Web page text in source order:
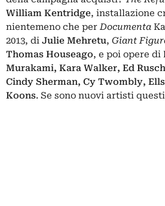
William Kentridge, installazione
nientemeno che perDocumenta
2013, di Julie Mehretu, Giant
Thomas Houseago, e poi opere di
Murakami, Kara Walker, Ed
Cindy Sherman, Cy Twombly,
Koons. Se sono nuovi artisti